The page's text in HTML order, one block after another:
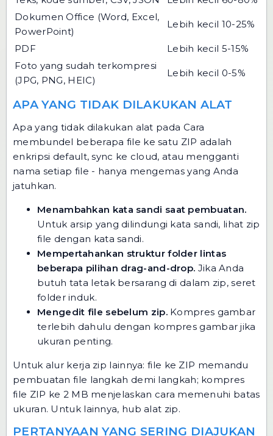
Dokumen Office (Word, Excel,
PowerPoint)
Lebih kecil 10-25%
PDF
Lebih kecil 5-15%
Foto yang sudah terkompresi
(JPG, PNG, HEIC)
Lebih kecil 0-5%
APA YANG TIDAK DILAKUKAN ALAT
Apa yang tidak dilakukan alat pada Cara
membundel beberapa file ke satu ZIP adalah
enkripsi default, sync ke cloud, atau mengganti
nama setiap file - hanya mengemas yang Anda
jatuhkan.
Menambahkan kata sandi saat pembuatan.
Untuk arsip yang dilindungi kata sandi, lihat zip
file dengan kata sandi.
Mempertahankan struktur folder lintas
beberapa pilihan drag-and-drop. Jika Anda
butuh tata letak bersarang di dalam zip, seret
folder induk.
Mengedit file sebelum zip.Kompres gambar
terlebih dahulu dengan kompres gambar jika
ukuran penting.
Untuk alur kerja zip lainnya:file ke ZIP memandu
pembuatan file langkah demi langkah; kompres
file ZIP ke 2 MB menjelaskan cara memenuhi batas
ukuran. Untuk lainnya, hub alat zip.
PERTANYAAN YANG SERING DIAJUKAN